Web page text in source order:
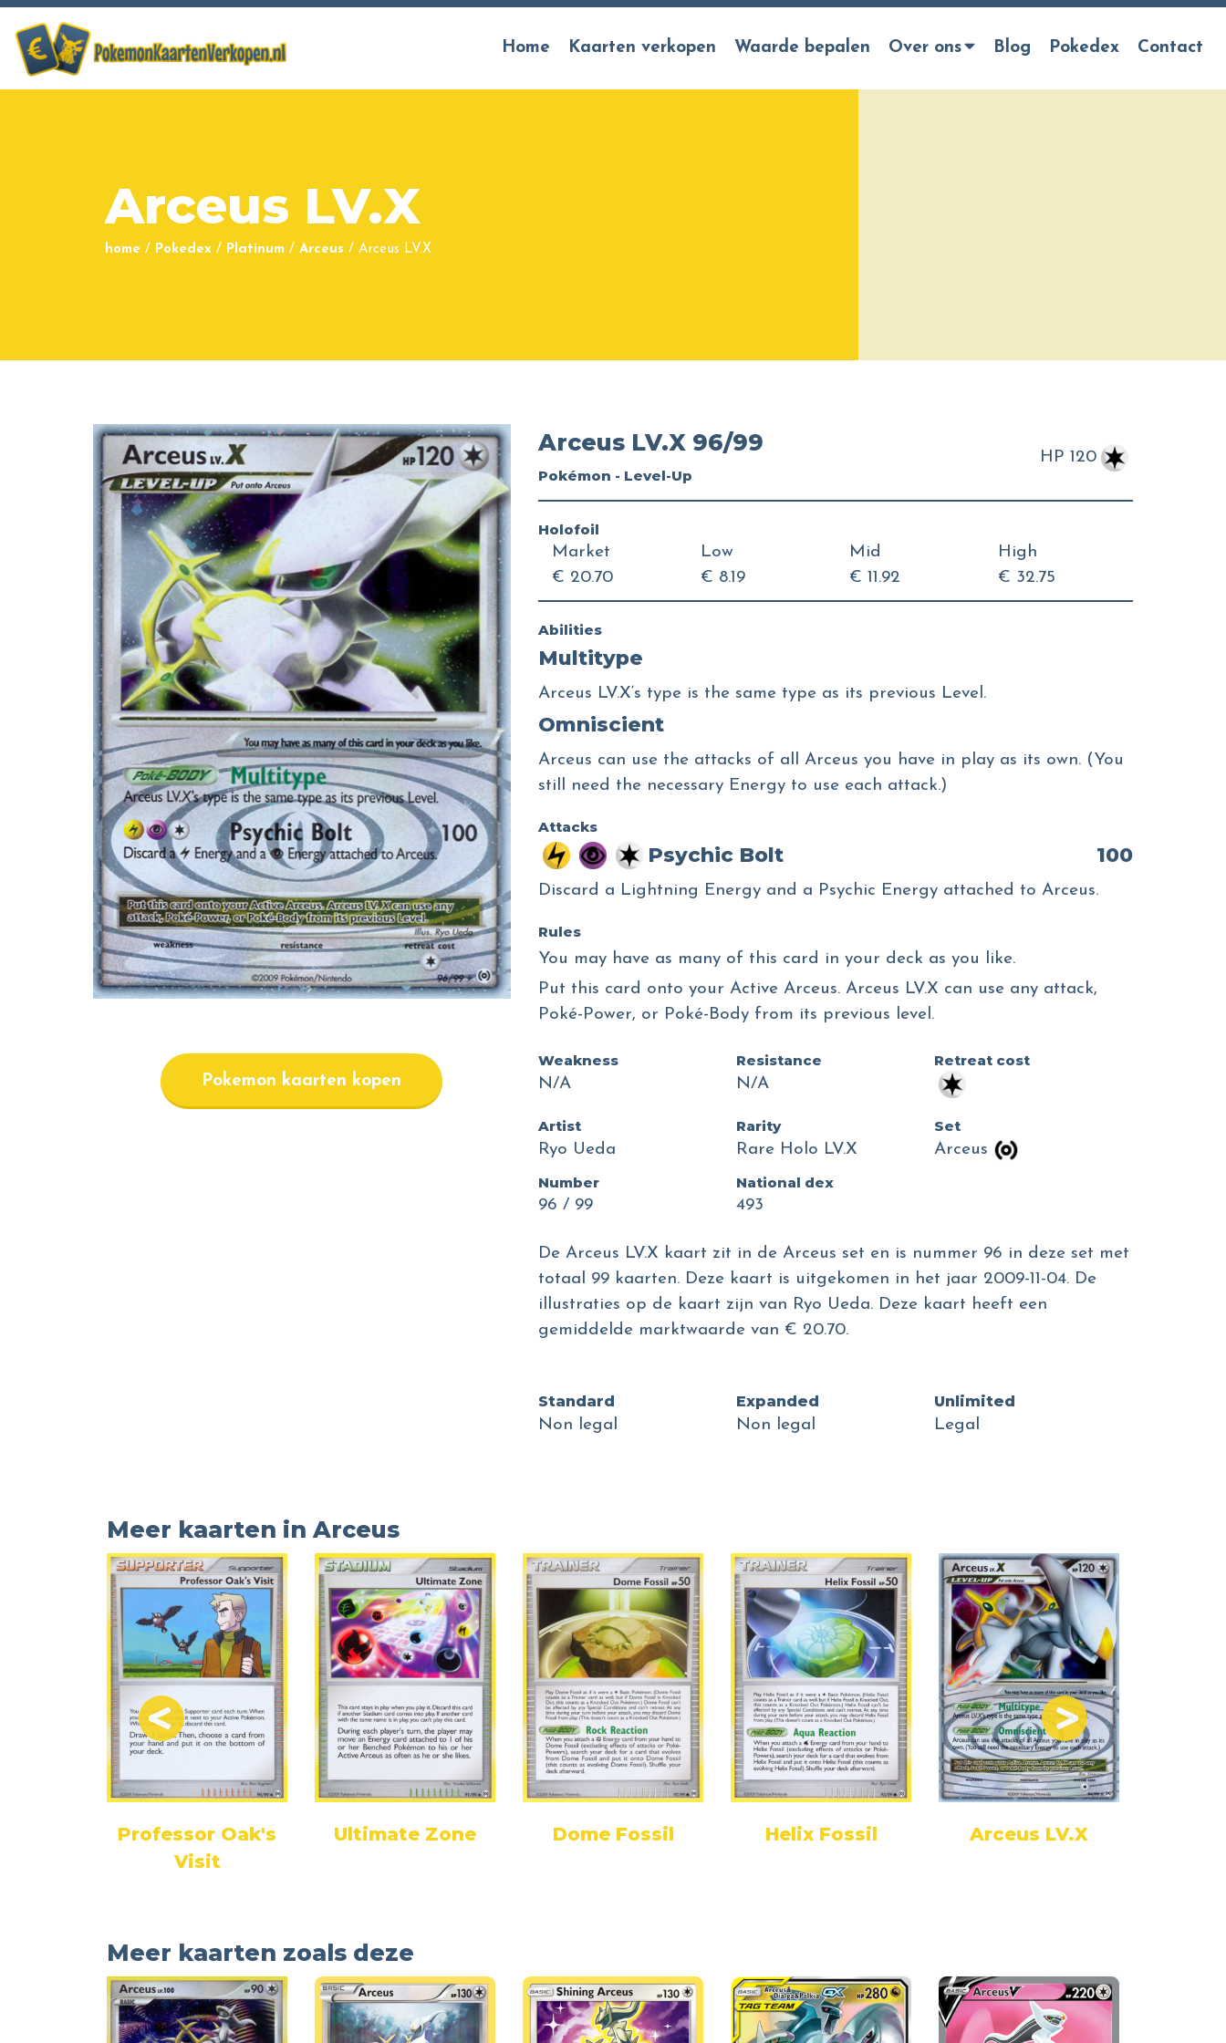
Home Kaarten verkopen Waarde bepalen Over ons Blog Pokedex Contact
Arceus LV.X
home / Pokedex / Platinum / Arceus / Arceus LV.X
Pokemon kaarten kopen
Arceus LV.X 96/99
Pokémon - Level-Up
HP 120
Holofoil
Market
€ 20.70
Low
€ 8.19
Mid
€ 11.92
High
€ 32.75
Abilities
Multitype
Arceus LV.X‘s type is the same type as its previous Level.
Omniscient
Arceus can use the attacks of all Arceus you have in play as its own. (You
still need the necessary Energy to use each attack.)
Attacks
Psychic Bolt 100
Discard a Lightning Energy and a Psychic Energy attached to Arceus.
Rules
You may have as many of this card in your deck as you like.
Put this card onto your Active Arceus. Arceus LV.X can use any attack,
Poké-Power, or Poké-Body from its previous level.
Weakness
N/A
Resistance
N/A
Retreat cost
Artist
Ryo Ueda
Rarity
Rare Holo LV.X
Set
Arceus
Number
96 / 99
National dex
493
De Arceus LV.X kaart zit in de Arceus set en is nummer 96 in deze set met
totaal 99 kaarten. Deze kaart is uitgekomen in het jaar 2009-11-04. De
illustraties op de kaart zijn van Ryo Ueda. Deze kaart heeft een
gemiddelde marktwaarde van € 20.70.
Standard
Non legal
Expanded
Non legal
Unlimited
Legal
Meer kaarten in Arceus
Professor Oak's
Visit
Ultimate Zone Dome Fossil Helix Fossil Arceus LV.X
Meer kaarten zoals deze